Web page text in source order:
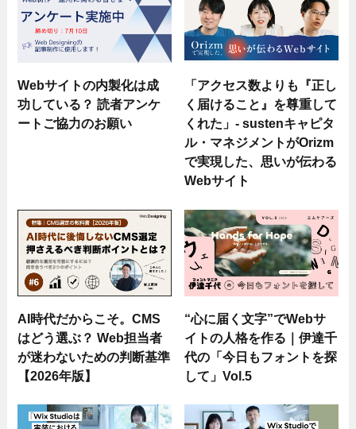
Webサイトの内製化は成
功している？ 読者アンケ
ートご協力のお願い
「アクセス数よりも『正し
く届けること』を尊重して
くれた」- sustenキャピタ
ル・マネジメントがOrizm
で実現した、思いが伝わる
Webサイト
AI時代だからこそ。CMS
はどう選ぶ？ Web担当者
が迷わないための判断基準
【2026年版】
“心に届く文字”でWebサ
イトの人格を作る｜伊達千
代の「今日もフォントを探
して」Vol.5